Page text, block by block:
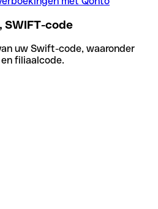
SWIFT-code
uw Swift-code, waaronder
filiaalcode.